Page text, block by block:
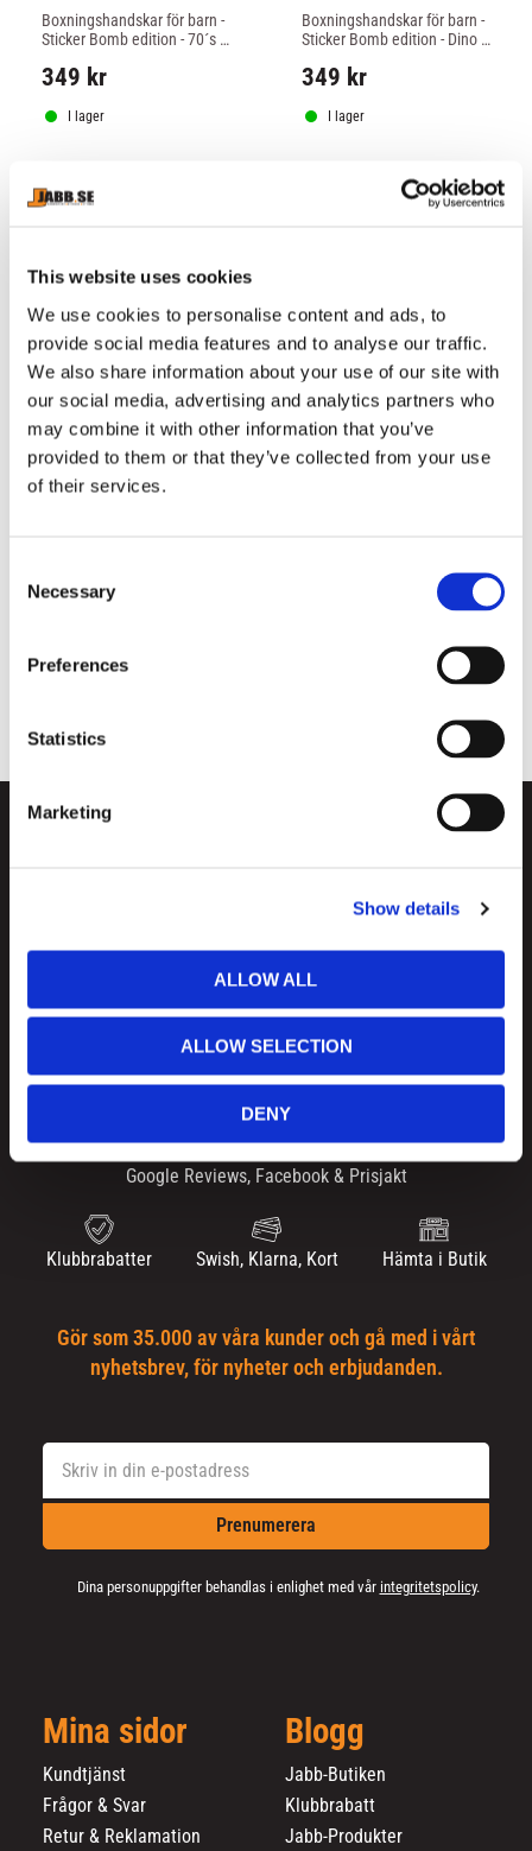
This website uses cookies
We use cookies to personalise content and ads, to
provide social media features and to analyse our traffic.
We also share information about your use of our site with
our social media, advertising and analytics partners who
may combine it with other information that you’ve
provided to them or that they’ve collected from your use
of their services.
Necessary
Preferences
Statistics
Marketing
Show details
ALLOW ALL
ALLOW SELECTION
DENY
BOXNINGSHANDSKAR - 70
´S
Boxningshandskar för barn -
Sticker Bomb edition - 70´s
349 kr
I lager
BOXNINGSHANDSKAR -
DINO JUNGLE
Boxningshandskar för barn -
Sticker Bomb edition - Dino
349 kr
I lager
SANABUL: STICKER BOMB
KIDS
FURY FIST
Boxningshandskar för barn -
Sticker Bomb edition - Fury
SANABUL: STICKER BOMB
KIDS
BOXNINGSHANDSKAR -
Boxningshandskar för barn -
1-3 leveransdagar 30 dagar öppet köp Produktgaranti
Google Reviews, Facebook & Prisjakt
Klubbrabatter Swish, Klarna, Kort Hämta i Butik
Gör som 35.000 av våra kunder och gå med i vårt
nyhetsbrev, för nyheter och erbjudanden.
Prenumerera
Dina personuppgifter behandlas i enlighet med vår integritetspolicy.
Mina sidor
Kundtjänst
Frågor & Svar
Retur & Reklamation
Blogg
Jabb-Butiken
Klubbrabatt
Jabb-Produkter